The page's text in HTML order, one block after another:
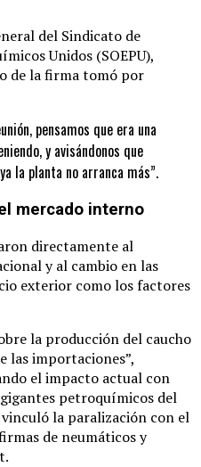
del Sindicato de
Unidos (SOEPU),
de la firma tomó por
pensamos que era una
y avisándonos que
la planta no arranca más”.
mercado interno
directamente al
y al cambio en las
exterior como los factores
la producción del caucho
las importaciones”,
el impacto actual con
petroquímicos del
la paralización con el
de neumáticos y